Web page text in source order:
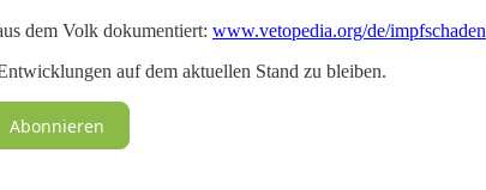
dem Volk dokumentiert: www.vetopedia.org/de/impfschaden
auf dem aktuellen Stand zu bleiben.
Abonnieren